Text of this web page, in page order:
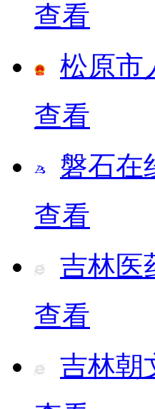
查看
松原市
查看
磐石在
查看
吉林医
查看
吉林朝